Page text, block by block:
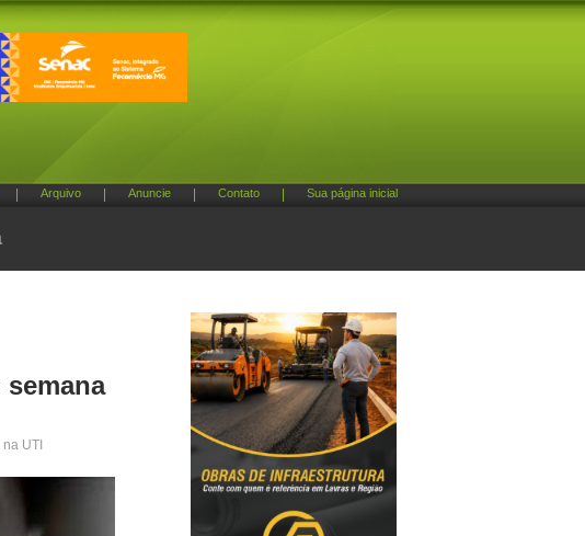
Arquivo Anuncie Contato Sua página inicial
UTI